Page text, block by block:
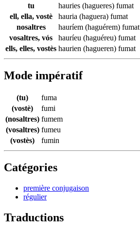
tu
hauries (hagueres) fumat
ell, ella, vostè
hauria (haguera) fumat
nosaltres
hauríem (haguérem) fumat
vosaltres, vós
hauríeu (haguéreu) fumat
ells, elles, vostès haurien (hagueren) fumat
Mode impératif
(tu)
fuma
(vostè)
fumi
(nosaltres) fumem
(vosaltres) fumeu
(vostès)
fumin
Catégories
première conjugaison
régulier
Traductions